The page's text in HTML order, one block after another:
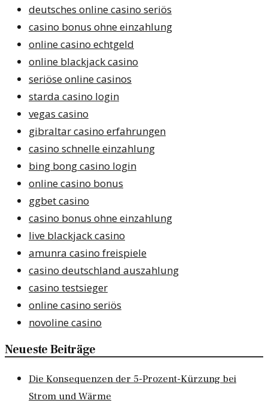
deutsches online casino seriös
casino bonus ohne einzahlung
online casino echtgeld
online blackjack casino
seriöse online casinos
starda casino login
vegas casino
gibraltar casino erfahrungen
casino schnelle einzahlung
bing bong casino login
online casino bonus
ggbet casino
casino bonus ohne einzahlung
live blackjack casino
amunra casino freispiele
casino deutschland auszahlung
casino testsieger
online casino seriös
novoline casino
Neueste Beiträge
Die Konsequenzen der 5-Prozent-Kürzung bei
Strom und Wärme